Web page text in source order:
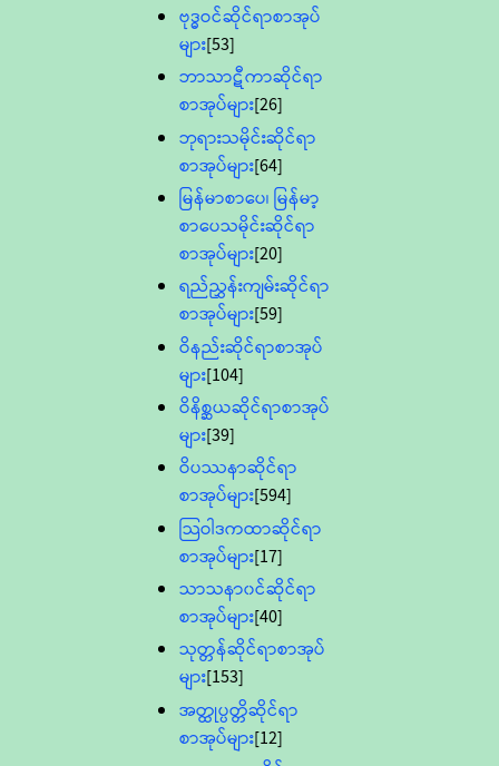
ဗုဒ္ဓဝင်ဆိုင်ရာစာအုပ်
များ[53]
ဘာသာဋီကာဆိုင်ရာ
စာအုပ်များ[26]
ဘုရားသမိုင်းဆိုင်ရာ
စာအုပ်များ[64]
မြန်မာစာပေ၊ မြန်မာ့
စာပေသမိုင်းဆိုင်ရာ
စာအုပ်များ[20]
ရည်ညွှန်းကျမ်းဆိုင်ရာ
စာအုပ်များ[59]
ဝိနည်းဆိုင်ရာစာအုပ်
များ[104]
ဝိနိစ္ဆယဆိုင်ရာစာအုပ်
များ[39]
ဝိပဿနာဆိုင်ရာ
စာအုပ်များ[594]
သြဝါဒကထာဆိုင်ရာ
စာအုပ်များ[17]
သာသနာ၀င်ဆိုင်ရာ
စာအုပ်များ[40]
သုတ္တန်ဆိုင်ရာစာအုပ်
များ[153]
အတ္ထုပ္ပတ္တိဆိုင်ရာ
စာအုပ်များ[12]